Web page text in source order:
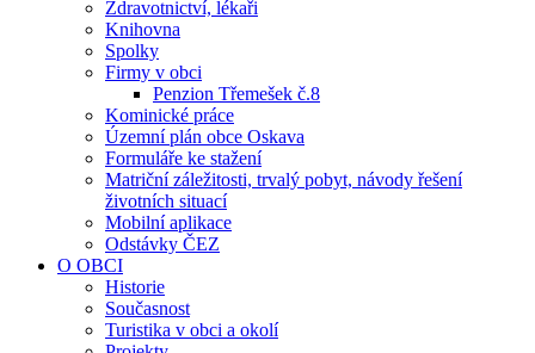
Zdravotnictví, lékaři
Knihovna
Spolky
Firmy v obci
Penzion Třemešek č.8
Kominické práce
Územní plán obce Oskava
Formuláře ke stažení
Matriční záležitosti, trvalý pobyt, návody řešení
životních situací
Mobilní aplikace
Odstávky ČEZ
O OBCI
Historie
Současnost
Turistika v obci a okolí